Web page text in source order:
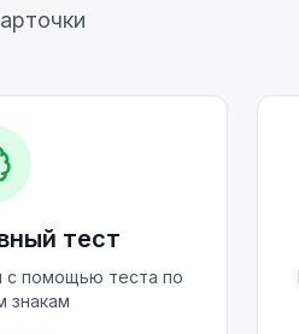
тест
с помощью теста по
знакам